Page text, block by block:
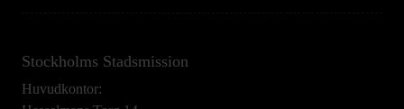
Stockholms Stadsmission
Huvudkontor: